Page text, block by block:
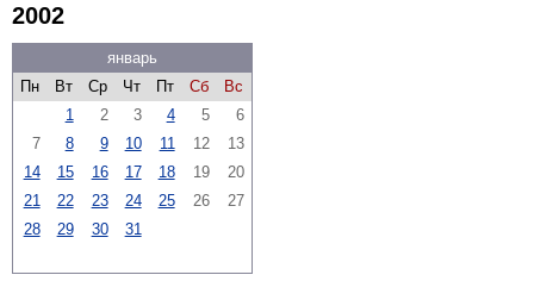
2002
январь
Пн
Вт Ср Чт Пт Сб
Вс
1
2 3 4 5
6
7
8 9 10 11 12
13
14
15 16 17 18 19
20
21
22 23 24 25 26
27
28
29 30 31